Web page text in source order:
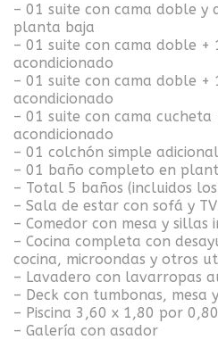
– 01 suite con cama doble y
planta baja
– 01 suite con cama doble +
acondicionado
– 01 suite con cama doble +
acondicionado
– 01 suite con cama cucheta
acondicionado
– 01 colchón simple adicional
– 01 baño completo en
– Total 5 baños (incluidos
– Sala de estar con sofá y TV
– Comedor con mesa y
– Cocina completa con
cocina, microondas y otros
– Lavadero con lavarropas
– Deck con tumbonas, mesa
– Piscina 3,60 x 1,80 por
– Galería con asador